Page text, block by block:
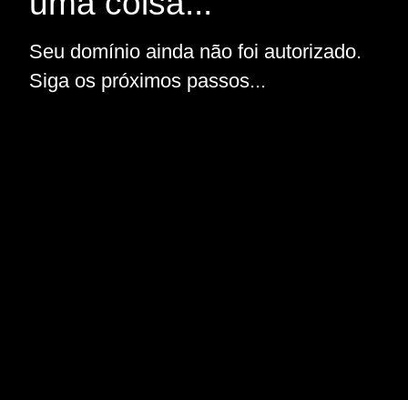
Seu domínio ainda não foi autorizado.
Siga os próximos passos...